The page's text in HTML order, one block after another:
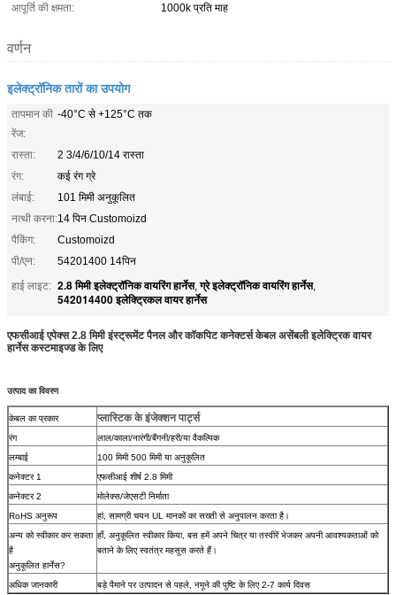
आपूर्ति की क्षमता:
1000k प्रति माह
वर्णन
इलेक्ट्रॉनिक तारों का उपयोग
तापमान की
रेंज:
-40°C से +125°C तक
रास्ता:
2 3/4/6/10/14 रास्ता
रंग:
कई रंग ग्रे
लंबाई:
101 मिमी अनुकूलित
नत्थी करना:14 पिन Customoizd
पैकिंग:
Customoizd
पी/एन:
54201400 14पिन
हाई लाइट: 2.8 मिमी इलेक्ट्रॉनिक वायरिंग हार्नेस,ग्रे इलेक्ट्रॉनिक वायरिंग हार्नेस,
542014400 इलेक्ट्रिकल वायर हार्नेस
एफसीआई एपेक्स 2.8 मिमी इंस्ट्रूमेंट पैनल और कॉकपिट कनेक्टर्स केबल असेंबली इलेक्ट्रिक वायर
हार्नेस कस्टमाइज्ड के लिए
उत्पाद का विवरण
केबल का प्रकार प्लास्टिक के इंजेक्शन पार्ट्स
रंग
लाल/काला/नारंगी/बैंगनी/हरी/या वैकल्पिक
लम्बाई
100 मिमी 500 मिमी या अनुकूलित
कनेक्टर 1
एफसीआई शीर्ष 2.8 मिमी
कनेक्टर 2
मोलेक्स/जेएसटी निर्माता
RoHS अनुरूप
हां, सामग्री चयन UL मानकों का सख्ती से अनुपालन करता है।
अन्य को स्वीकार कर सकता
है
अनुकूलित हार्नेस?
हाँ, अनुकूलित स्वीकार किया, बस हमें अपने चित्र या तस्वीरें भेजकर अपनी आवश्यकताओं को
बताने के लिए स्वतंत्र महसूस करते हैं।
अधिक जानकारी बड़े पैमाने पर उत्पादन से पहले, नमूने की पुष्टि के लिए 2-7 कार्य दिवस